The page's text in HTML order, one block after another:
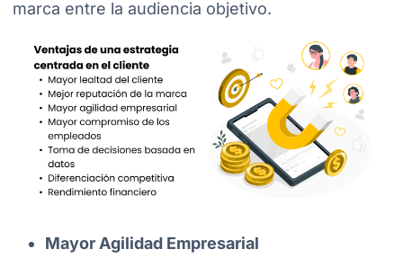
marca entre la audiencia objetivo.
Mayor Agilidad Empresarial